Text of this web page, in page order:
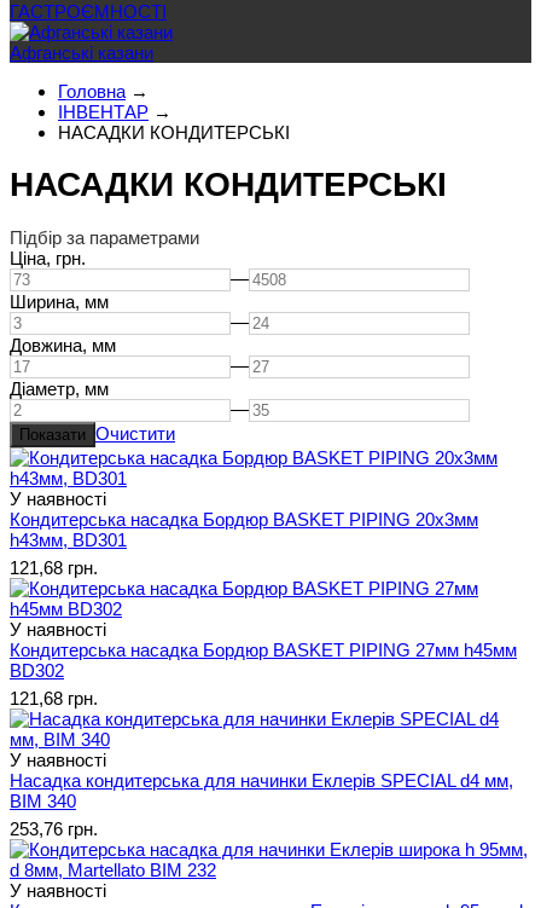
ГАСТРОЄМНОСТІ
Афганські казани
Головна →
ІНВЕНТАР →
НАСАДКИ КОНДИТЕРСЬКІ
НАСАДКИ КОНДИТЕРСЬКІ
Підбір за параметрами
Ціна, грн.
—
Ширина, мм
—
Довжина, мм
—
Діаметр, мм
—
Очистити
У наявності
Кондитерська насадка Бордюр BASKET PIPING 20х3мм
h43мм, BD301
121,68 грн.
У наявності
Кондитерська насадка Бордюр BASKET PIPING 27мм h45мм
BD302
121,68 грн.
У наявності
Насадка кондитерська для начинки Еклерів SPECIAL d4 мм,
BIM 340
253,76 грн.
У наявності